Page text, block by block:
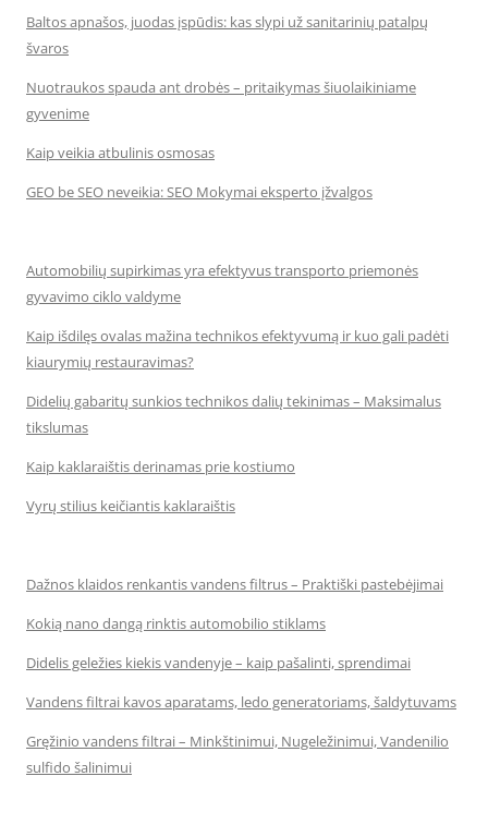
Baltos apnašos, juodas įspūdis: kas slypi už sanitarinių patalpų
švaros
Nuotraukos spauda ant drobės – pritaikymas šiuolaikiniame
gyvenime
Kaip veikia atbulinis osmosas
GEO be SEO neveikia: SEO Mokymai eksperto įžvalgos
Automobilių supirkimas yra efektyvus transporto priemonės
gyvavimo ciklo valdyme
Kaip išdilęs ovalas mažina technikos efektyvumą ir kuo gali padėti
kiaurymių restauravimas?
Didelių gabaritų sunkios technikos dalių tekinimas – Maksimalus
tikslumas
Kaip kaklaraištis derinamas prie kostiumo
Vyrų stilius keičiantis kaklaraištis
Dažnos klaidos renkantis vandens filtrus – Praktiški pastebėjimai
Kokią nano dangą rinktis automobilio stiklams
Didelis geležies kiekis vandenyje – kaip pašalinti, sprendimai
Vandens filtrai kavos aparatams, ledo generatoriams, šaldytuvams
Gręžinio vandens filtrai – Minkštinimui, Nugeležinimui, Vandenilio
sulfido šalinimui